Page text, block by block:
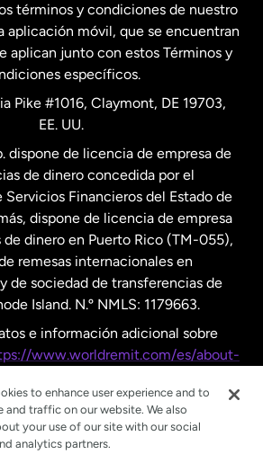
términos y condiciones de nuestro
aplicación móvil, que se encuentran
aplican junto con estos Términos y
específicos.
Pike #1016, Claymont, DE 19703,
EE. UU.
dispone de licencia de empresa de
de dinero concedida por el
Financieros del Estado de
dispone de licencia de empresa
dinero en Puerto Rico (TM-055),
remesas internacionales en
de sociedad de transferencias de
Island. N.º NMLS: 1179663.
e información adicional sobre
www.worldremit.com/es/about-
to enhance user experience and to
and traffic on our website. We also
your use of our site with our social
analytics partners.